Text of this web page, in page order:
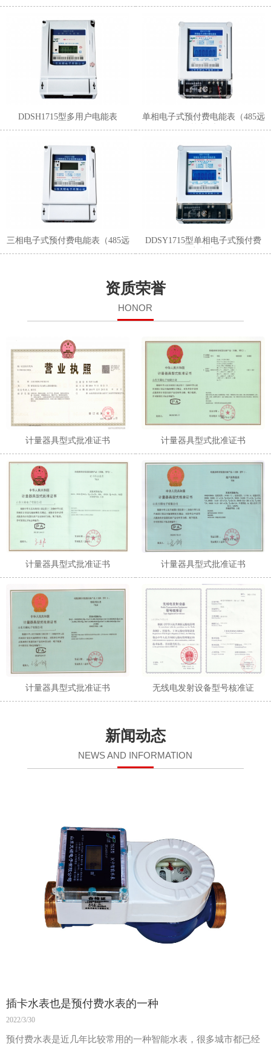
表 ）
DDSH1715型多用户电能表
单相电子式预付费电能表（485远
传控制型）
三相电子式预付费电能表（485远
传控制型）
DDSY1715型单相电子式预付费
电能表
资质荣誉
HONOR
计量器具型式批准证书 计量器具型式批准证书
计量器具型式批准证书 计量器具型式批准证书
计量器具型式批准证书 无线电发射设备型号核准证
新闻动态
NEWS AND INFORMATION
插卡水表也是预付费水表的一种
2022/3/30
预付费水表是近几年比较常用的一种智能水表，很多城市都已经